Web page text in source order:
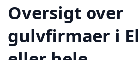
Oversigt over
gulvfirmaer i